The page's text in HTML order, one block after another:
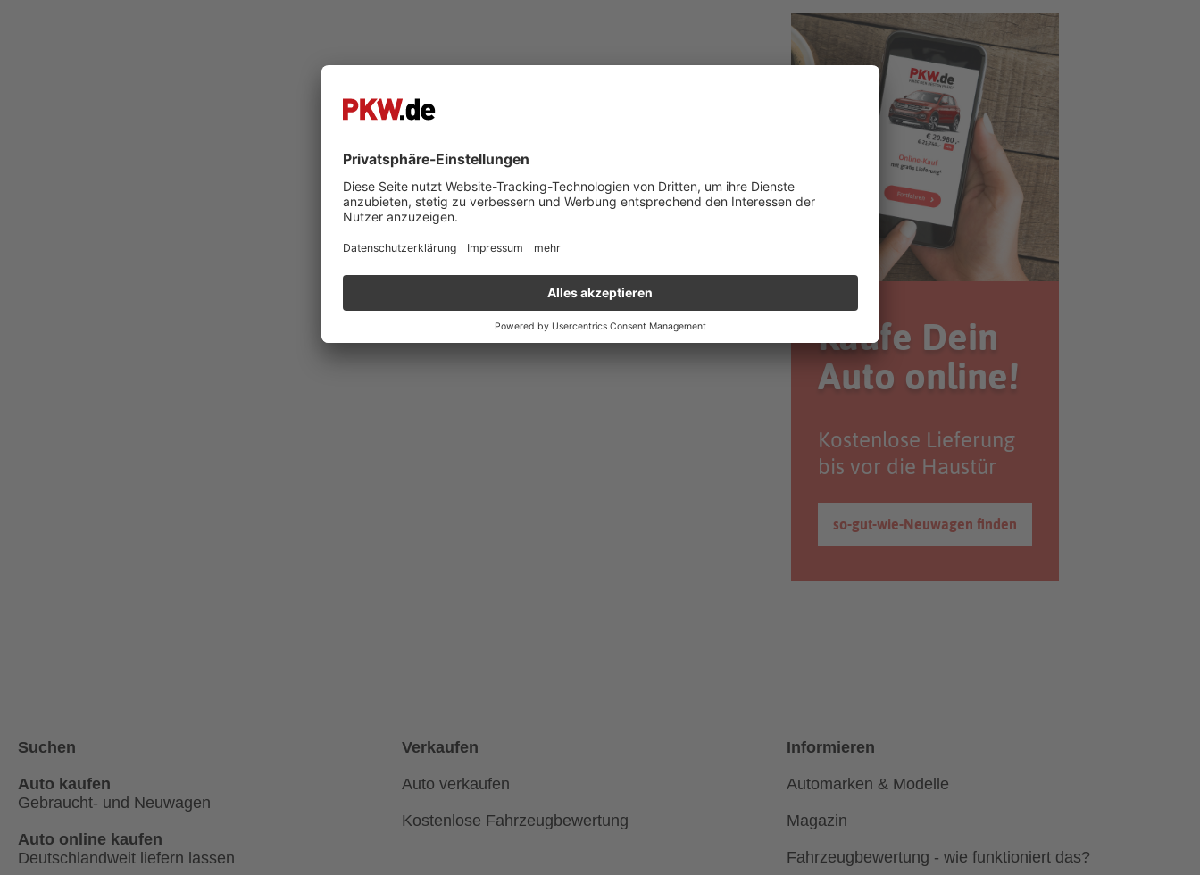
Kaufe Dein
Auto online!
Kostenlose Lieferung
bis vor die Haustür
so-gut-wie-Neuwagen finden
Suchen
Auto kaufen
Gebraucht- und Neuwagen
Auto online kaufen
Deutschlandweit liefern lassen
Verkaufen
Auto verkaufen
Kostenlose Fahrzeugbewertung
Informieren
Automarken & Modelle
Magazin
Fahrzeugbewertung - wie funktioniert das?